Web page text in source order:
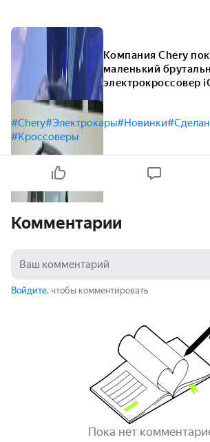
Компания Chery
маленький
электрокроссовер
#Chery#Электрокары#Новинки
#Кроссоверы
Комментарии
Войдите, чтобы комментировать
Пока нет